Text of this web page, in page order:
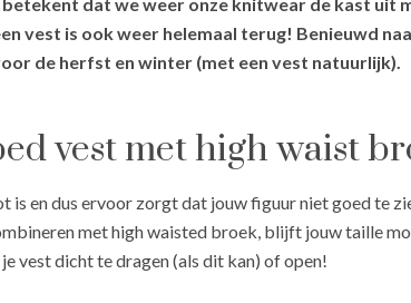
vest is ook weer helemaal terug! Benieuwd
de herfst en winter (met een vest natuurlijk).
vest met high waist
is en dus ervoor zorgt dat jouw figuur niet goed te
met high waisted broek, blijft jouw taille
vest dicht te dragen (als dit kan) of open!